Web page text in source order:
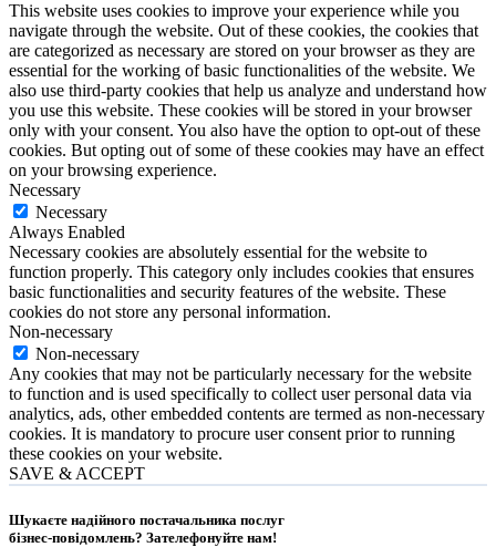
This website uses cookies to improve your experience while you
navigate through the website. Out of these cookies, the cookies that
are categorized as necessary are stored on your browser as they are
essential for the working of basic functionalities of the website. We
also use third-party cookies that help us analyze and understand how
you use this website. These cookies will be stored in your browser
only with your consent. You also have the option to opt-out of these
cookies. But opting out of some of these cookies may have an effect
on your browsing experience.
Necessary
Necessary
Always Enabled
Necessary cookies are absolutely essential for the website to
function properly. This category only includes cookies that ensures
basic functionalities and security features of the website. These
cookies do not store any personal information.
Non-necessary
Non-necessary
Any cookies that may not be particularly necessary for the website
to function and is used specifically to collect user personal data via
analytics, ads, other embedded contents are termed as non-necessary
cookies. It is mandatory to procure user consent prior to running
these cookies on your website.
SAVE & ACCEPT
Шукаєте надійного постачальника послуг
бізнес-повідомлень? Зателефонуйте нам!